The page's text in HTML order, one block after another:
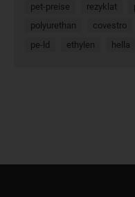
pet-preise
rezyklat
polyurethan
covestro
pe-ld
ethylen hella